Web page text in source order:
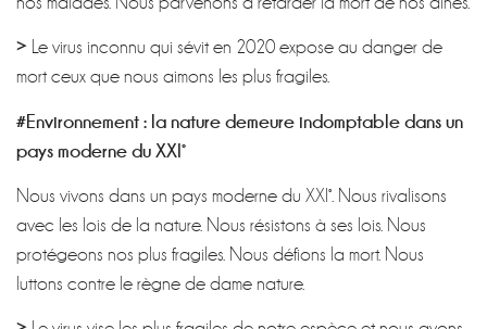
> Le virus inconnu qui sévit en 2020 expose au danger de
mort ceux que nous aimons les plus fragiles.
#Environnement : la nature demeure indomptable dans un
pays moderne du XXI°
Nous vivons dans un pays moderne du XXI°. Nous rivalisons
avec les lois de la nature. Nous résistons à ses lois. Nous
protégeons nos plus fragiles. Nous défions la mort. Nous
luttons contre le règne de dame nature.